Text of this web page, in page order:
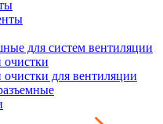
для систем вентиляции
для вентиляции